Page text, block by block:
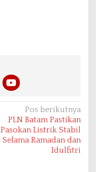
Pos berikutnya
PLN Batam Pastikan
Pasokan Listrik Stabil
Selama Ramadan dan
Idulfitri